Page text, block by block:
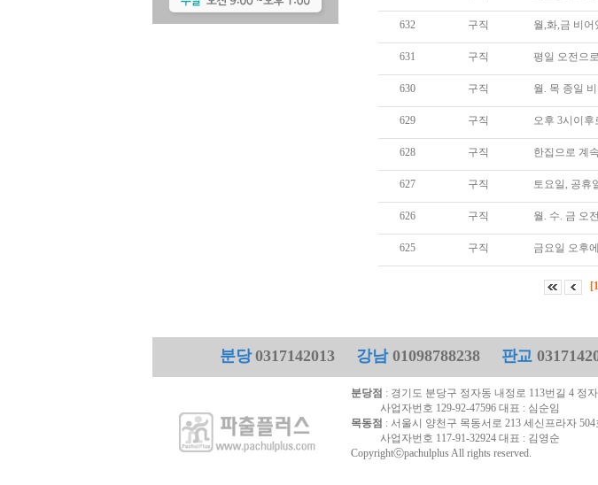
632 구직 월,화,금 비어
631 구직 평일 오전으
630 구직 월. 목 종일
629 구직 오후 3시이후
628 구직 한집으로 계
627 구직 토요일, 공휴
626 구직 월. 수. 금 오
625 구직 금요일 오후
분당0317142013 강남01098788238 판교
분당점 : 경기도 분당구 정자동 내정로 113번길 4 정
사업자번호 129-92-47596 대표 : 심순임
목동점 : 서울시 양천구 목동서로 213 세신프라자
사업자번호 117-91-32924 대표 : 김영순
Copyrightⓒpachulplus All rights reserved.